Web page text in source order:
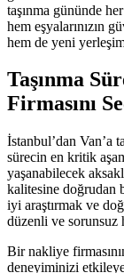
taşınma gününde
hem eşyalarınızın
hem de yeni
Taşınma
Firmasını
İstanbul’dan Van’a
sürecin en kritik
yaşanabilecek
kalitesine doğrudan
iyi araştırmak ve
düzenli ve sorunsuz
Bir nakliye
deneyiminizi